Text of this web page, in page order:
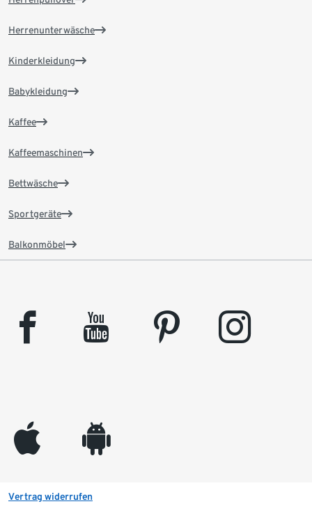
Herrenunterwäsche
Kinderkleidung
Babykleidung
Kaffee
Kaffeemaschinen
Bettwäsche
Sportgeräte
Balkonmöbel
facebook youtube pinterest instagram
appleinc android
Vertrag widerrufen